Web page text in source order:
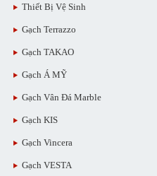
Thiết Bị Vệ Sinh
Gạch Terrazzo
Gạch TAKAO
Gạch Á MỸ
Gạch Vân Đá Marble
Gạch KIS
Gạch Vincera
Gạch VESTA